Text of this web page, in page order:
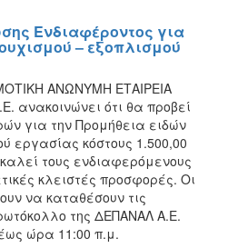
Ενδιαφέροντος για
– εξοπλισμού
ΑΝΩΝΥΜΗ ΕΤΑΙΡΕΙΑ
ανακοινώνει ότι θα προβεί
για την Προμήθεια ειδών
εργασίας κόστους 1.500,00
τους ενδιαφερόμενους
κλειστές προσφορές. Οι
να καταθέσουν τις
της ΔΕΠΑΝΑΛ Α.Ε.
έως ώρα 11:00 π.μ.